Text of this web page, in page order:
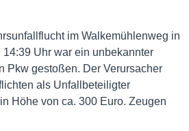
im Walkemühlenweg in
Uhr war ein unbekannter
Pkw gestoßen. Der Verursacher
als Unfallbeteiligter
Höhe von ca. 300 Euro. Zeugen